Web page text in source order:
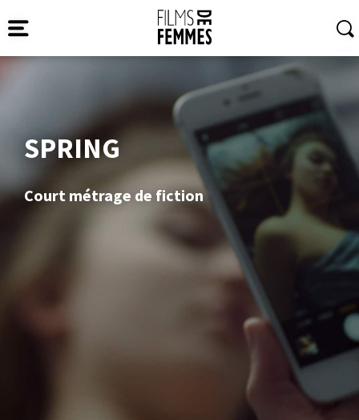
SPRING
Court métrage de fiction